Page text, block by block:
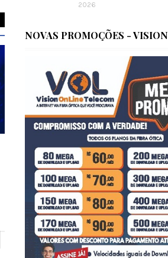
2026
NOVAS PROMOÇÕES -